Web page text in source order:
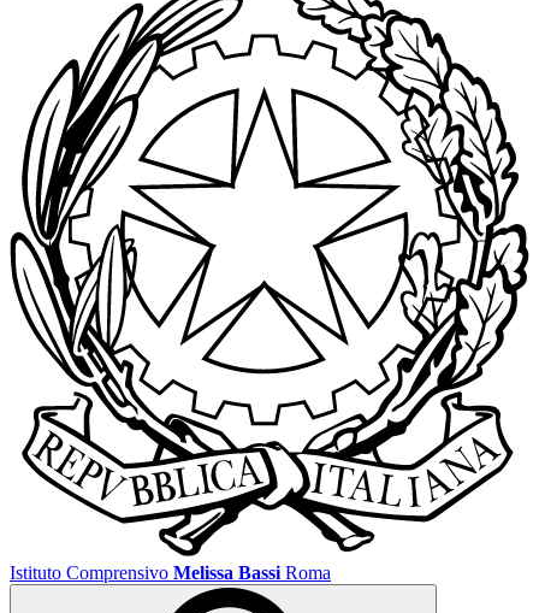
Istituto Comprensivo Melissa Bassi Roma